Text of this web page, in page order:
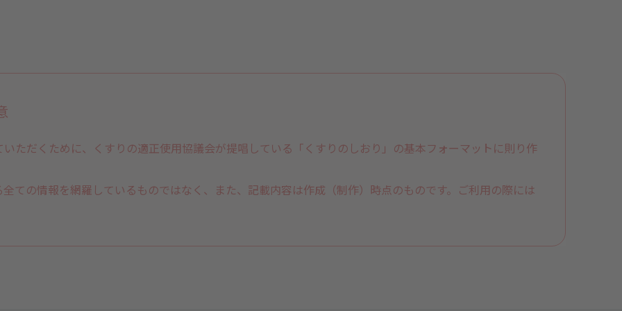
ただくために、くすりの適正使用協議会が提唱している「くすりのしおり」の基本フォーマットに則り作
ての情報を網羅しているものではなく、また、記載内容は作成（制作）時点のものです。ご利用の際には